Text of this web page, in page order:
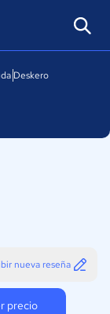
Deskero
nueva reseña
precio